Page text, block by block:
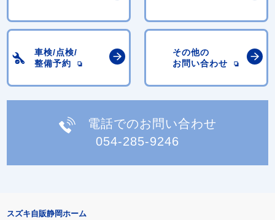
車検/点検/
整備予約
その他の
お問い合わせ
電話でのお問い合わせ
054-285-9246
スズキ自販静岡ホーム